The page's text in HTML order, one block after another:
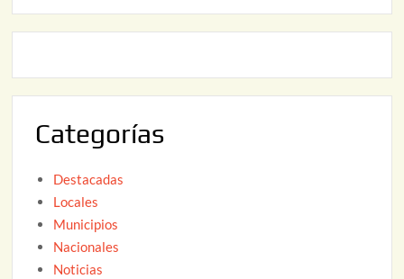
2
Categorías
Destacadas
Locales
Municipios
Nacionales
Noticias